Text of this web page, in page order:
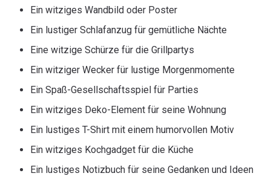
Ein witziges Wandbild oder Poster
Ein lustiger Schlafanzug für gemütliche Nächte
Eine witzige Schürze für die Grillpartys
Ein witziger Wecker für lustige Morgenmomente
Ein Spaß-Gesellschaftsspiel für Parties
Ein witziges Deko-Element für seine Wohnung
Ein lustiges T-Shirt mit einem humorvollen Motiv
Ein witziges Kochgadget für die Küche
Ein lustiges Notizbuch für seine Gedanken und Ideen